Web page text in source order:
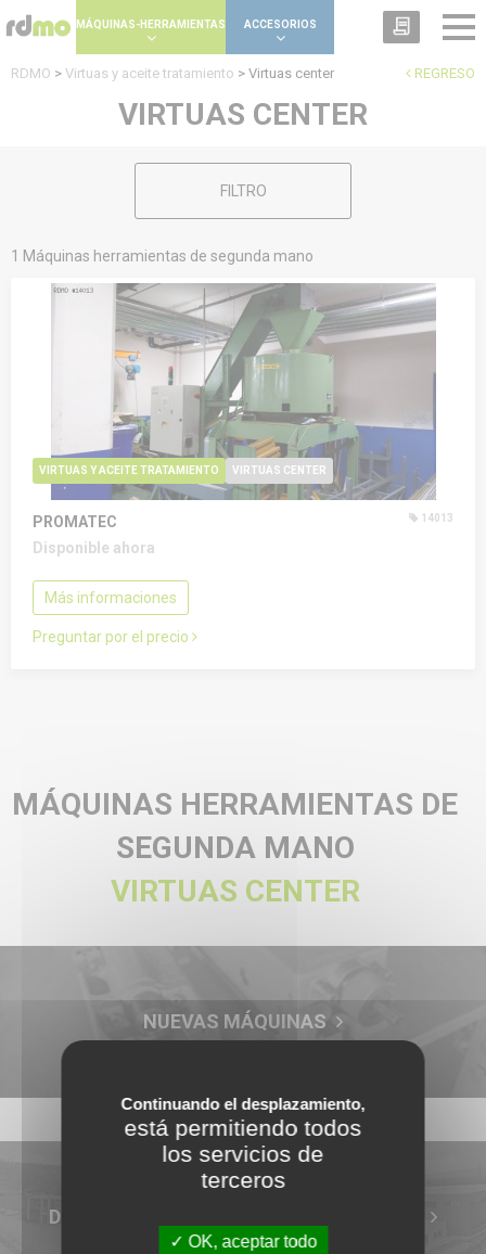
Continuando el desplazamiento,
está permitiendo todos
los servicios de
terceros
OK, aceptar todo
MÁQUINAS-HERRAMIENTAS ACCESORIOS
REGRESO
RDMO > Virtuas y aceite tratamiento > Virtuas center
VIRTUAS CENTER
FILTRO
1 Máquinas herramientas de segunda mano
VIRTUAS Y ACEITE TRATAMIENTO VIRTUAS CENTER
PROMATEC 14013
Disponible ahora
Más informaciones
Preguntar por el precio
MÁQUINAS HERRAMIENTAS DE
SEGUNDA MANO
VIRTUAS CENTER
NUEVAS MÁQUINAS
DESCUBREN TODAS NUESTRAS MARCAS